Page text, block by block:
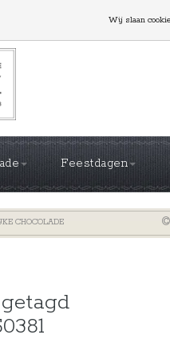
NEEM CONTACT MET
Feestdagen
CHOCOLADE
Wij slaan